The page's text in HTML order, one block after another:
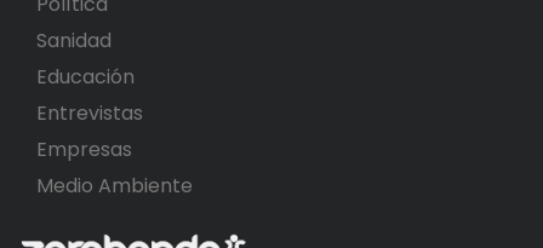
Sanidad
Educación
Entrevistas
Empresas
Medio Ambiente